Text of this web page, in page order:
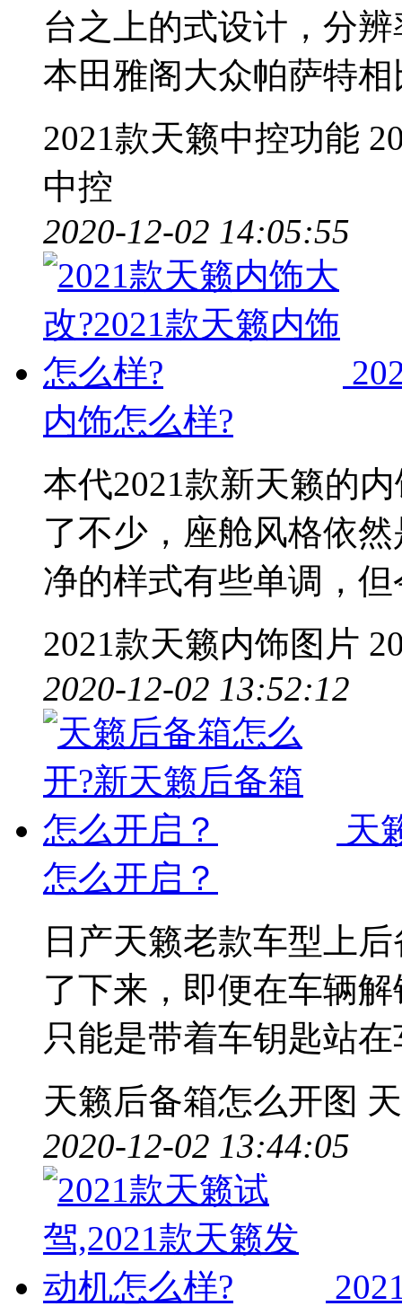
台之上的式设计，分
本田雅阁大众帕萨特
2021款天籁中控功能
中控
2020-12-02 14:05:55
内饰怎么样?
本代2021款新天籁的
了不少，座舱风格依
净的样式有些单调，
2021款天籁内饰图片
2020-12-02 13:52:12
天
怎么开启？
日产天籁老款车型上
了下来，即便在车辆
只能是带着车钥匙站
天籁后备箱怎么开图
2020-12-02 13:44:05